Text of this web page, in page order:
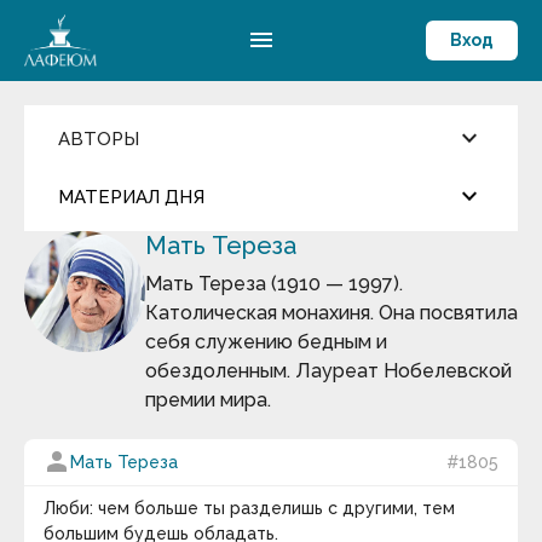
menu Вход
АВТОРЫ keyboard_arrow_down
close
Фильмы и Сериалы
Пословицы и поговорки
Аамир Кхан
Абрахам Маслоу
Абу-ль-Фарадж бин Харун
Абуль-Фарадж ибн аль-Джаузи
Август Бебель
Август фон Платен
Авиценна
Авл Корнелий Цельс
Аврелий Августин
Адам Смит
Мать Тереза
Мать Тереза (1910 — 1997).
Католическая монахиня. Она посвятила
себя служению бедным и
обездоленным. Лауреат Нобелевской
премии мира.
person Мать Тереза #1805
Люби: чем больше ты разделишь с другими, тем
большим будешь обладать.
МАТЕРИАЛ ДНЯ keyboard_arrow_down
Цитата дня
Андрей Кнышев
Сегодня ему исполнилось бы 500 лет…
keyboard_arrow_down
Массовые вымирания